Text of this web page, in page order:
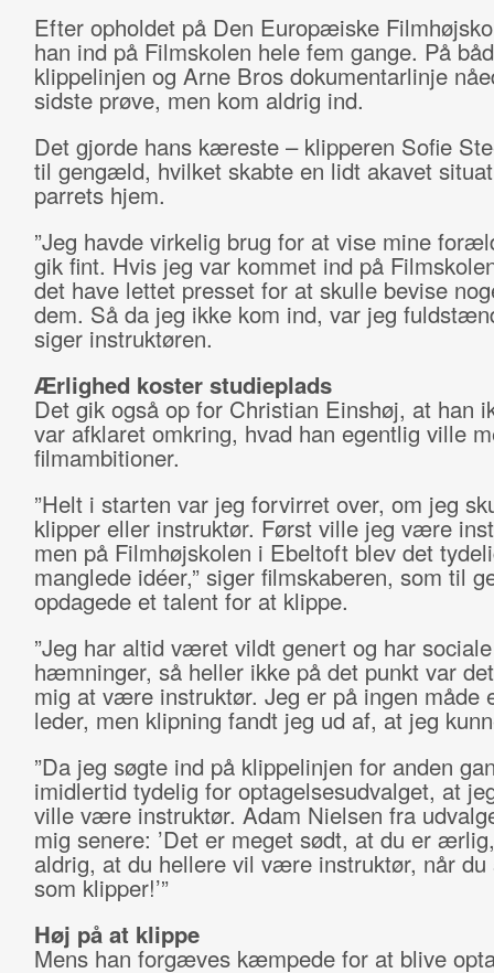
Efter opholdet på Den Europæiske
han ind på Filmskolen hele fem gange. På
klippelinjen og Arne Bros dokumentarlinje
sidste prøve, men kom aldrig ind.
Det gjorde hans kæreste – klipperen Sofie
til gengæld, hvilket skabte en lidt akavet
parrets hjem.
”Jeg havde virkelig brug for at vise mine
gik fint. Hvis jeg var kommet ind på
det have lettet presset for at skulle bevise
dem. Så da jeg ikke kom ind, var jeg
siger instruktøren.
Ærlighed koster studieplads
Det gik også op for Christian Einshøj, at han
var afklaret omkring, hvad han egentlig ville
filmambitioner.
”Helt i starten var jeg forvirret over, om jeg
klipper eller instruktør. Først ville jeg være
men på Filmhøjskolen i Ebeltoft blev det
manglede idéer,” siger filmskaberen, som til
opdagede et talent for at klippe.
”Jeg har altid været vildt genert og har sociale
hæmninger, så heller ikke på det punkt var
mig at være instruktør. Jeg er på ingen måde
leder, men klipning fandt jeg ud af, at jeg
”Da jeg søgte ind på klippelinjen for anden
imidlertid tydelig for optagelsesudvalget, at
ville være instruktør. Adam Nielsen fra
mig senere: ’Det er meget sødt, at du er
aldrig, at du hellere vil være instruktør, når du
som klipper!’”
Høj på at klippe
Mens han forgæves kæmpede for at blive